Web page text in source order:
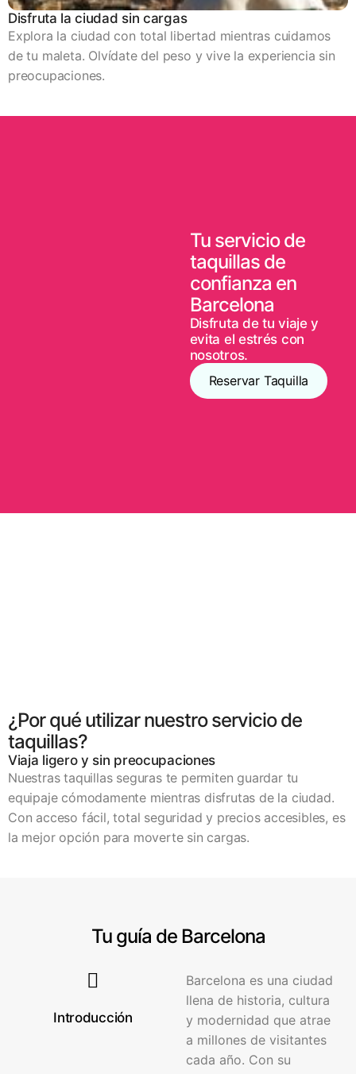
Disfruta la ciudad sin cargas
Explora la ciudad con total libertad mientras cuidamos
de tu maleta. Olvídate del peso y vive la experiencia sin
preocupaciones.
Tu servicio de
taquillas de
confianza en
Barcelona
Disfruta de tu viaje y
evita el estrés con
nosotros.
Reservar Taquilla
¿Por qué utilizar nuestro servicio de
taquillas?
Viaja ligero y sin preocupaciones
Nuestras taquillas seguras te permiten guardar tu
equipaje cómodamente mientras disfrutas de la ciudad.
Con acceso fácil, total seguridad y precios accesibles, es
la mejor opción para moverte sin cargas.
Tu guía de Barcelona
Introducción
Barcelona es una ciudad
llena de historia, cultura
y modernidad que atrae
a millones de visitantes
cada año. Con su